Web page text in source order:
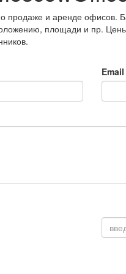
продаже и аренде офисов.
площади и пр.
Email